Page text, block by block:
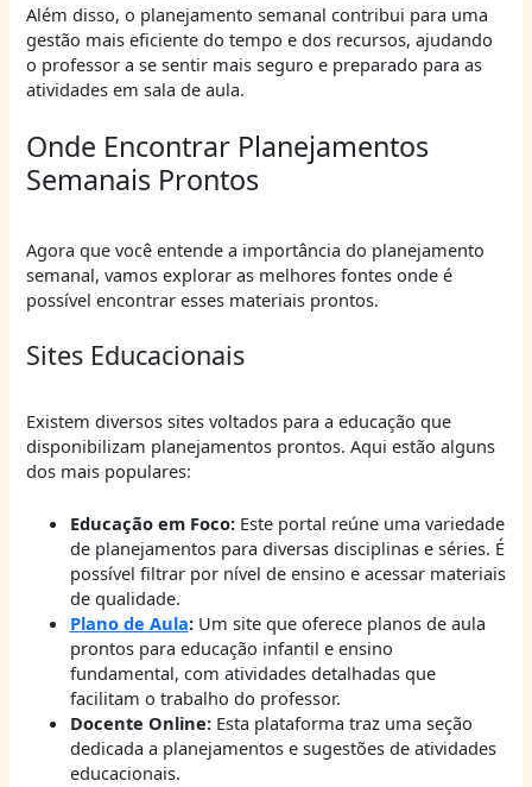
Além disso, o planejamento semanal contribui para uma
gestão mais eficiente do tempo e dos recursos, ajudando
o professor a se sentir mais seguro e preparado para as
atividades em sala de aula.
Onde Encontrar Planejamentos
Semanais Prontos
Agora que você entende a importância do planejamento
semanal, vamos explorar as melhores fontes onde é
possível encontrar esses materiais prontos.
Sites Educacionais
Existem diversos sites voltados para a educação que
disponibilizam planejamentos prontos. Aqui estão alguns
dos mais populares:
Educação em Foco:Este portal reúne uma variedade
de planejamentos para diversas disciplinas e séries. É
possível filtrar por nível de ensino e acessar materiais
de qualidade.
Plano de Aula:Um site que oferece planos de aula
prontos para educação infantil e ensino
fundamental, com atividades detalhadas que
facilitam o trabalho do professor.
Docente Online:Esta plataforma traz uma seção
dedicada a planejamentos e sugestões de atividades
educacionais.